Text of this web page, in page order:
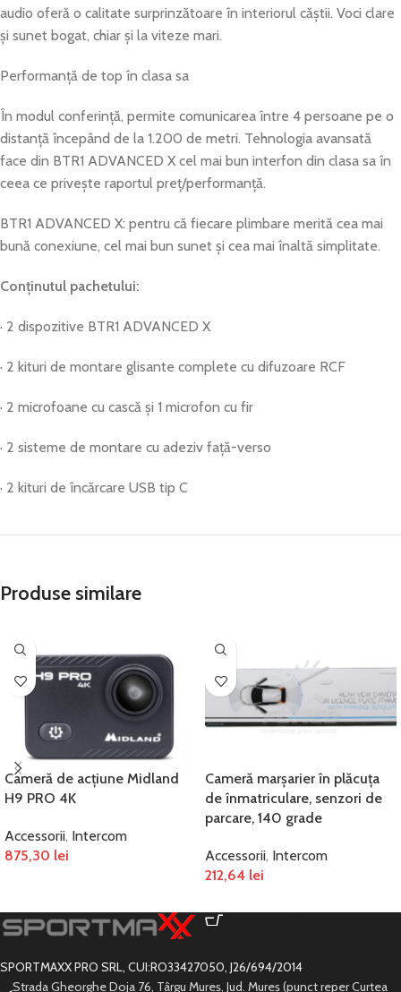
audio oferă o calitate surprinzătoare în interiorul căștii. Voci clare
și sunet bogat, chiar și la viteze mari.
Performanță de top în clasa sa
În modul conferință, permite comunicarea între 4 persoane pe o
distanță începând de la 1.200 de metri. Tehnologia avansată
face din BTR1 ADVANCED X cel mai bun interfon din clasa sa în
ceea ce privește raportul preț/performanță.
BTR1 ADVANCED X: pentru că fiecare plimbare merită cea mai
bună conexiune, cel mai bun sunet și cea mai înaltă simplitate.
Conținutul pachetului:
· 2 dispozitive BTR1 ADVANCED X
· 2 kituri de montare glisante complete cu difuzoare RCF
· 2 microfoane cu cască și 1 microfon cu fir
· 2 sisteme de montare cu adeziv față-verso
· 2 kituri de încărcare USB tip C
Produse similare
Cameră de acțiune Midland
H9 PRO 4K
Accessorii, Intercom
875,30 lei
Cameră marșarier în plăcuța
de înmatriculare, senzori de
parcare, 140 grade
Accessorii, Intercom
212,64 lei
SPORTMAXX PRO SRL, CUI:RO33427050, J26/694/2014
Strada Gheorghe Doja 76, Târgu Mureș, Jud. Mureș (punct reper Curtea